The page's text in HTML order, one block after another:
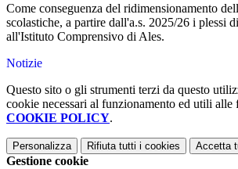
Come conseguenza del ridimensionamento
scolastiche, a partire dall'a.s. 2025/26 i plessi
all'Istituto Comprensivo di Ales.
Notizie
Questo sito o gli strumenti terzi da questo
cookie necessari al funzionamento ed utili alle
COOKIE POLICY.
Personalizza Rifiuta tutti i cookies Accetta
Gestione cookie